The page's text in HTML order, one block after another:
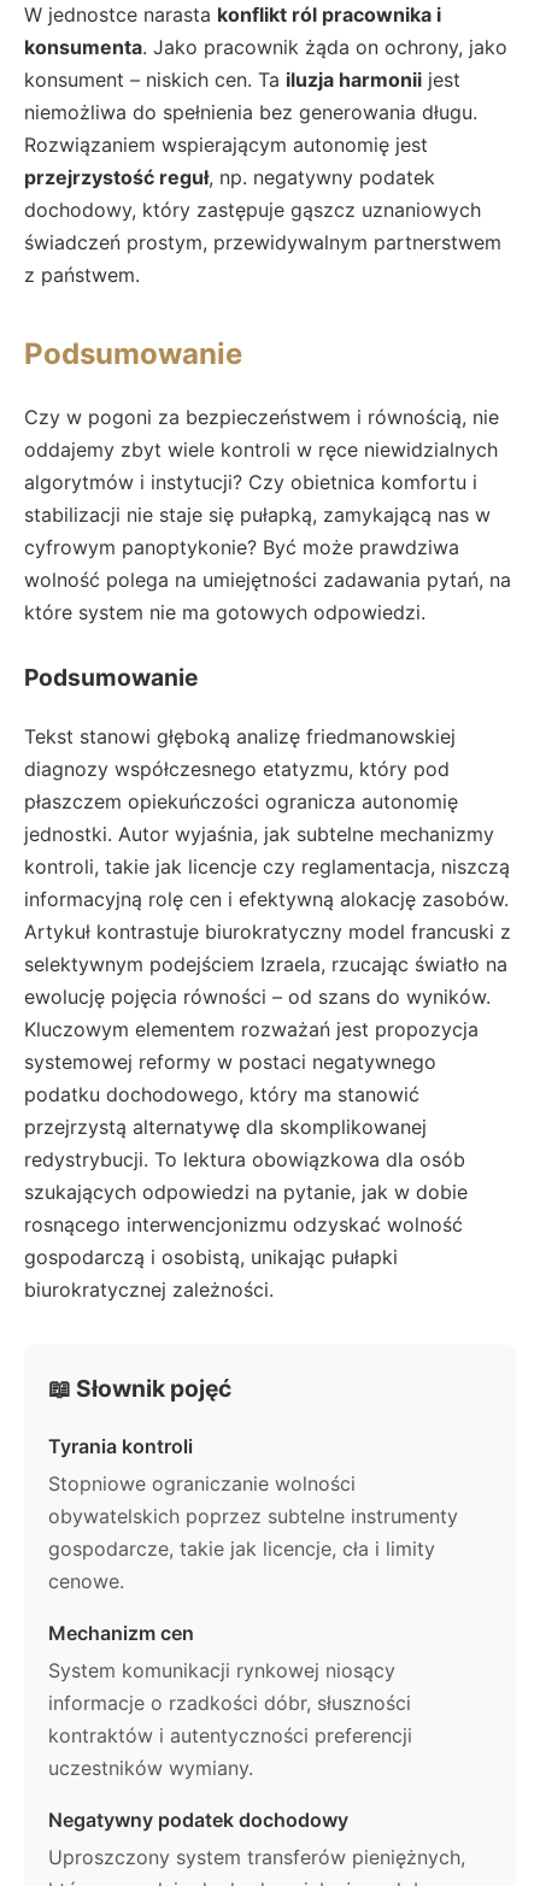
W jednostce narasta konflikt ról pracownika i
konsumenta. Jako pracownik żąda on ochrony, jako
konsument – niskich cen. Ta iluzja harmonii jest
niemożliwa do spełnienia bez generowania długu.
Rozwiązaniem wspierającym autonomię jest
przejrzystość reguł, np. negatywny podatek
dochodowy, który zastępuje gąszcz uznaniowych
świadczeń prostym, przewidywalnym partnerstwem
z państwem.
Podsumowanie
Czy w pogoni za bezpieczeństwem i równością, nie
oddajemy zbyt wiele kontroli w ręce niewidzialnych
algorytmów i instytucji? Czy obietnica komfortu i
stabilizacji nie staje się pułapką, zamykającą nas w
cyfrowym panoptykonie? Być może prawdziwa
wolność polega na umiejętności zadawania pytań, na
które system nie ma gotowych odpowiedzi.
Podsumowanie
Tekst stanowi głęboką analizę friedmanowskiej
diagnozy współczesnego etatyzmu, który pod
płaszczem opiekuńczości ogranicza autonomię
jednostki. Autor wyjaśnia, jak subtelne mechanizmy
kontroli, takie jak licencje czy reglamentacja, niszczą
informacyjną rolę cen i efektywną alokację zasobów.
Artykuł kontrastuje biurokratyczny model francuski z
selektywnym podejściem Izraela, rzucając światło na
ewolucję pojęcia równości – od szans do wyników.
Kluczowym elementem rozważań jest propozycja
systemowej reformy w postaci negatywnego
podatku dochodowego, który ma stanowić
przejrzystą alternatywę dla skomplikowanej
redystrybucji. To lektura obowiązkowa dla osób
szukających odpowiedzi na pytanie, jak w dobie
rosnącego interwencjonizmu odzyskać wolność
gospodarczą i osobistą, unikając pułapki
biurokratycznej zależności.
📖 Słownik pojęć
Tyrania kontroli
Stopniowe ograniczanie wolności
obywatelskich poprzez subtelne instrumenty
gospodarcze, takie jak licencje, cła i limity
cenowe.
Mechanizm cen
System komunikacji rynkowej niosący
informacje o rzadkości dóbr, słuszności
kontraktów i autentyczności preferencji
uczestników wymiany.
Negatywny podatek dochodowy
Uproszczony system transferów pieniężnych,